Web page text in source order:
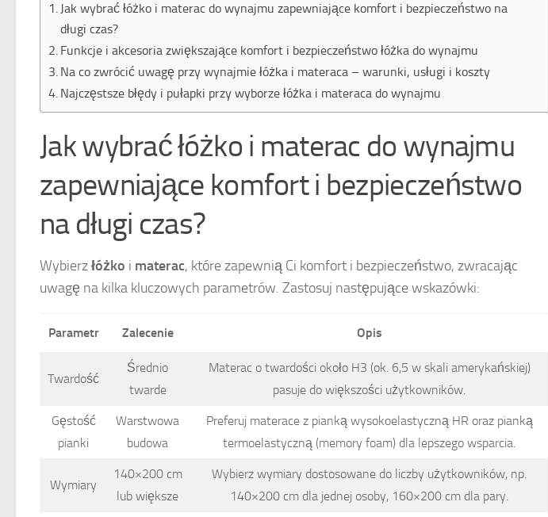
Jak wybrać łóżko i materac do wynajmu zapewniające komfort i bezpieczeństwo na
długi czas?
Funkcje i akcesoria zwiększające komfort i bezpieczeństwo łóżka do wynajmu
Na co zwrócić uwagę przy wynajmie łóżka i materaca – warunki, usługi i koszty
Najczęstsze błędy i pułapki przy wyborze łóżka i materaca do wynajmu
Jak wybrać łóżko i materac do wynajmu
zapewniające komfort i bezpieczeństwo
na długi czas?
Wybierzłóżko i materac, które zapewnią Ci komfort i bezpieczeństwo, zwracając
uwagę na kilka kluczowych parametrów. Zastosuj następujące wskazówki:
Parametr Zalecenie Opis
Twardość
Średnio
twarde
Materac o twardości około H3 (ok. 6,5 w skali amerykańskiej)
pasuje do większości użytkowników.
Gęstość
pianki
Warstwowa
budowa
Preferuj materace z pianką wysokoelastyczną HR oraz pianką
termoelastyczną (memory foam) dla lepszego wsparcia.
Wymiary
140×200 cm
lub większe
Wybierz wymiary dostosowane do liczby użytkowników, np.
140×200 cm dla jednej osoby, 160×200 cm dla pary.